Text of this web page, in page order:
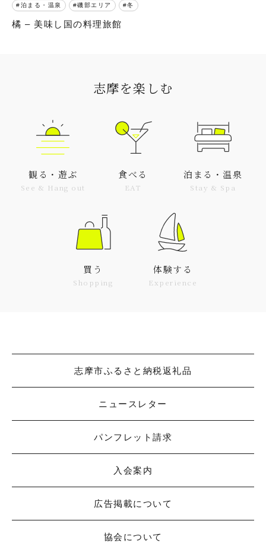
泊まる・温泉 磯部エリア 冬
橘 – 美味し国の料理旅館
志摩を楽しむ
観る・遊ぶ
See & Hang out
食べる
EAT
泊まる・温泉
Stay & Spa
買う
Shopping
体験する
Experience
志摩市ふるさと納税返礼品
ニュースレター
パンフレット請求
入会案内
広告掲載について
協会について